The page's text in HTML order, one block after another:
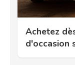
Achetez
d'occasion